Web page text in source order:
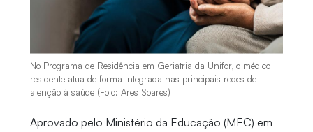
No Programa de Residência em Geriatria da Unifor, o médico
residente atua de forma integrada nas principais redes de
atenção à saúde (Foto: Ares Soares)
Aprovado pelo Ministério da Educação (MEC) em